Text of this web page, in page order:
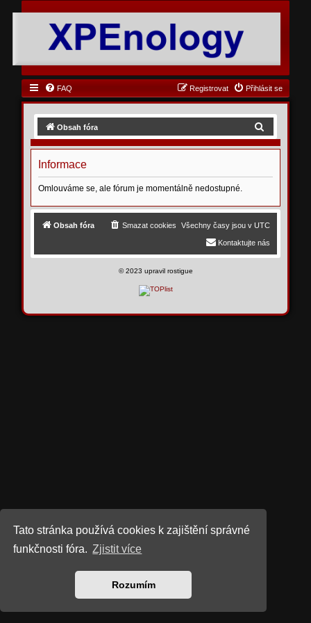
Tato stránka používá cookies k zajištění správné
funkčnosti fóra. Zjistit více
Rozumím
FAQ Přihlásit se
Registrovat
Obsah fóra
d
t
Informace
Omlouváme se, ale fórum je momentálně nedostupné.
Obsah fóra Všechny časy jsou v UTC
Smazat cookies
Kontaktujte nás
©2023 upravil rostigue